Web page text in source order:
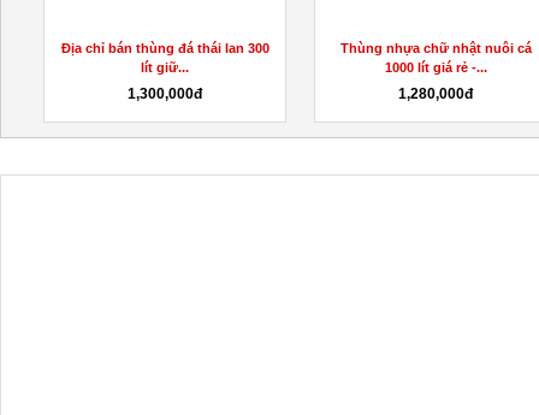
Địa chỉ bán thùng đá thái lan 300
lít giữ...
1,300,000đ
Thùng nhựa chữ nhật nuôi cá
1000 lít giá rẻ -...
1,280,000đ